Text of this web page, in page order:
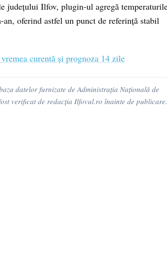
județului Ilfov, plugin-ul agregă
oferind astfel un punct de referință stabil
curentă și prognoza 14 zile
datelor furnizate de Administrația Națională de
verificat de redacția Ilfovul.ro înainte de publicare.